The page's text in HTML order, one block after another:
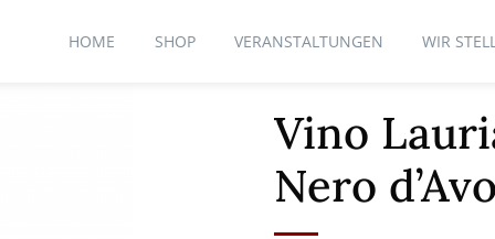
HOME SHOP VERANSTALTUNGEN WIR
Vino
Nero